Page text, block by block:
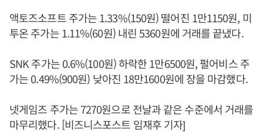
액토즈소프트 주가는 1.33%(150원) 떨어진 1만1150원, 미
투온 주가는 1.11%(60원) 내린 5360원에 거래를 끝냈다.
SNK 주가는 0.6%(100원) 하락한 1만6500원, 펄어비스 주
가는 0.49%(900원) 낮아진 18만1600원에 장을 마감했다.
넷게임즈 주가는 7270원으로 전날과 같은 수준에서 거래를
마무리했다. [비즈니스포스트 임재후 기자]